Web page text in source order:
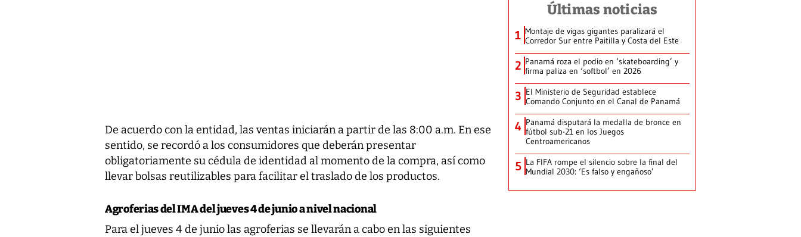
De acuerdo con la entidad, las ventas iniciarán a partir de las 8:00 a.m. En ese
sentido, se recordó a los consumidores que deberán presentar
obligatoriamente su cédula de identidad al momento de la compra, así como
llevar bolsas reutilizables para facilitar el traslado de los productos.
Agroferias del IMA del jueves 4 de junio a nivel nacional
Para el jueves 4 de junio las agroferias se llevarán a cabo en las siguientes
Últimas noticias
1 Montaje de vigas gigantes paralizará el
Corredor Sur entre Paitilla y Costa del Este
2 Panamá roza el podio en ‘skateboarding’ y
firma paliza en ‘softbol’ en 2026
3 El Ministerio de Seguridad establece
Comando Conjunto en el Canal de Panamá
4 Panamá disputará la medalla de bronce en
fútbol sub-21 en los Juegos
Centroamericanos
5 La FIFA rompe el silencio sobre la final del
Mundial 2030: ‘Es falso y engañoso’